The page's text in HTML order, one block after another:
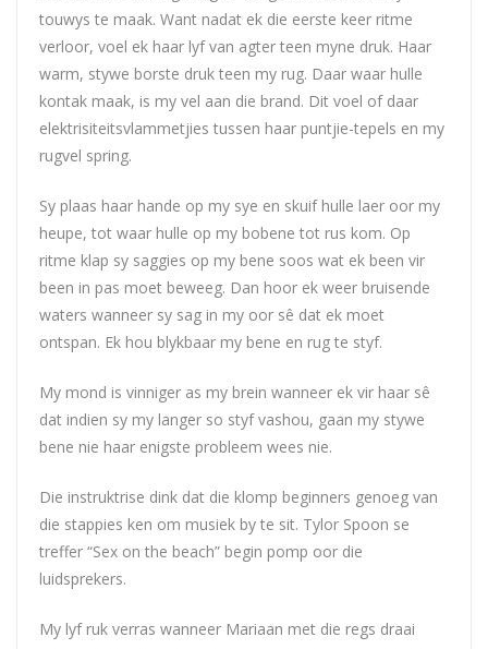
touwys te maak. Want nadat ek die eerste keer ritme
verloor, voel ek haar lyf van agter teen myne druk. Haar
warm, stywe borste druk teen my rug. Daar waar hulle
kontak maak, is my vel aan die brand. Dit voel of daar
elektrisiteitsvlammetjies tussen haar puntjie-tepels en my
rugvel spring.
Sy plaas haar hande op my sye en skuif hulle laer oor my
heupe, tot waar hulle op my bobene tot rus kom. Op
ritme klap sy saggies op my bene soos wat ek been vir
been in pas moet beweeg. Dan hoor ek weer bruisende
waters wanneer sy sag in my oor sê dat ek moet
ontspan. Ek hou blykbaar my bene en rug te styf.
My mond is vinniger as my brein wanneer ek vir haar sê
dat indien sy my langer so styf vashou, gaan my stywe
bene nie haar enigste probleem wees nie.
Die instruktrise dink dat die klomp beginners genoeg van
die stappies ken om musiek by te sit. Tylor Spoon se
treffer “Sex on the beach” begin pomp oor die
luidsprekers.
My lyf ruk verras wanneer Mariaan met die regs draai